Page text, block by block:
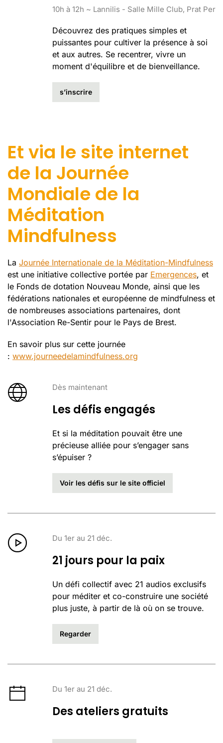
10h à 12h ~ Lannilis - Salle Mille Club, Prat Per
Découvrez des pratiques simples et
puissantes pour cultiver la présence à soi
et aux autres. Se recentrer, vivre un
moment d'équilibre et de bienveillance.
s’inscrire
Et via le site internet
de la Journée
Mondiale de la
Méditation
Mindfulness
La Journée Internationale de la Méditation-Mindfulness
est une initiative collective portée par Emergences, et
le Fonds de dotation Nouveau Monde, ainsi que les
fédérations nationales et européenne de mindfulness et
de nombreuses associations partenaires, dont
l'Association Re-Sentir pour le Pays de Brest.
En savoir plus sur cette journée
: www.journeedelamindfulness.org
Dès maintenant
Les défis engagés
Et si la méditation pouvait être une
précieuse alliée pour s’engager sans
s’épuiser ?
Voir les défis sur le site officiel
Du 1er au 21 déc.
21 jours pour la paix
Un défi collectif avec 21 audios exclusifs
pour méditer et co-construire une société
plus juste, à partir de là où on se trouve.
Regarder
Du 1er au 21 déc.
Des ateliers gratuits